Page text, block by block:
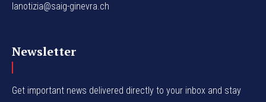
lanotizia@saig-ginevra.ch
Newsletter
Get important news delivered directly to your inbox and stay